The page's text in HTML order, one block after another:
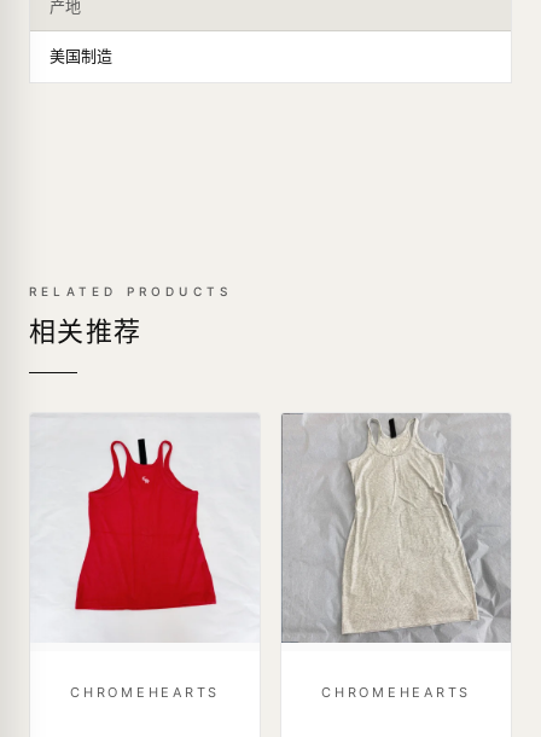
产地
美国制造
RELATED PRODUCTS
相关推荐
CHROMEHEARTS CHROMEHEARTS